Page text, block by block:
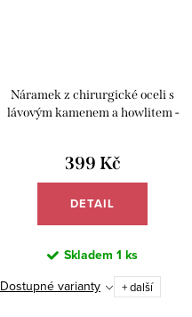
Náramek z chirurgické oceli s
lávovým kamenem a howlitem -
399 Kč
DETAIL
Skladem 1 ks
Dostupné varianty + další